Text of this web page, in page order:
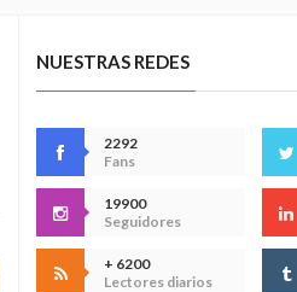
NUESTRAS REDES
2292
Fans
19900
Seguidores
+ 6200
Lectores diarios